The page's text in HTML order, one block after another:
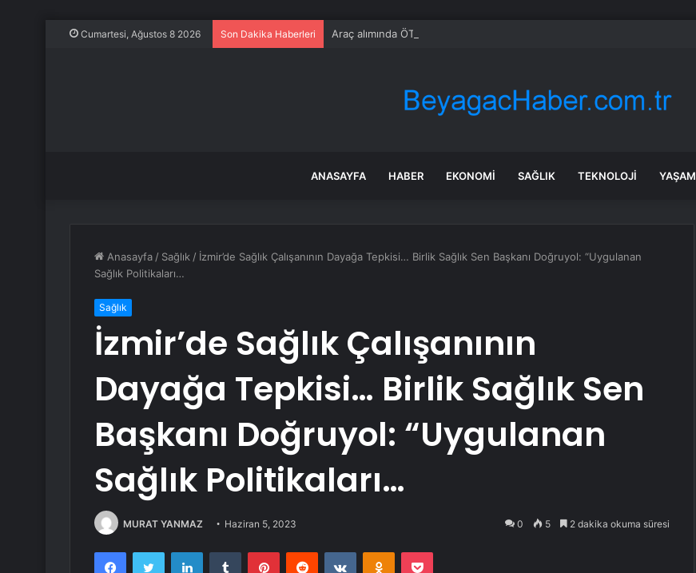
Cumartesi, Ağustos 8 2026 Son Dakika Haberleri Araç alımında ÖTV düzenlemesi: Vatandaşlar bayilere akın etti
ANASAYFA HABER EKONOMI SAĞLIK TEKNOLOJI YAŞAM
Anasayfa / Sağlık / İzmir’de Sağlık Çalışanının Dayağa Tepkisi… Birlik Sağlık Sen Başkanı Doğruyol: “Uygulanan
Sağlık Politikaları…
Sağlık
İzmir’de Sağlık Çalışanının
Dayağa Tepkisi… Birlik Sağlık Sen
Başkanı Doğruyol: “Uygulanan
Sağlık Politikaları…
MURAT YANMAZ Haziran 5, 2023 0 5 2 dakika okuma süresi
FacebookTwitter LinkedInTumblr PinterestReddit VKontakteOdnoklassniki
Pocket